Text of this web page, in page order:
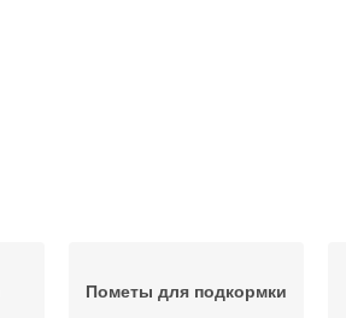
Пометы для подкормки